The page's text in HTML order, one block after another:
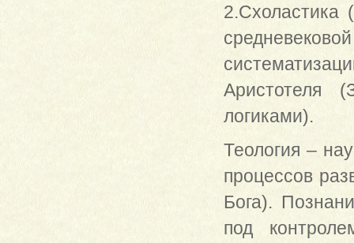
2.Схоластика
Аристотеля
логиками).
Теология –
процессов
Бога).
под